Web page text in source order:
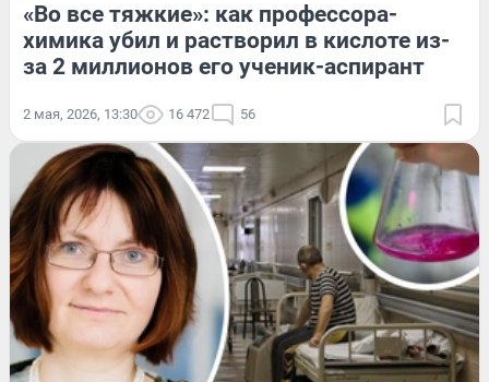
«Во все тяжкие»: как профессора-
химика убил и растворил в кислоте из-
за 2 миллионов его ученик-аспирант
2 мая, 2026, 13:30 16 472 56